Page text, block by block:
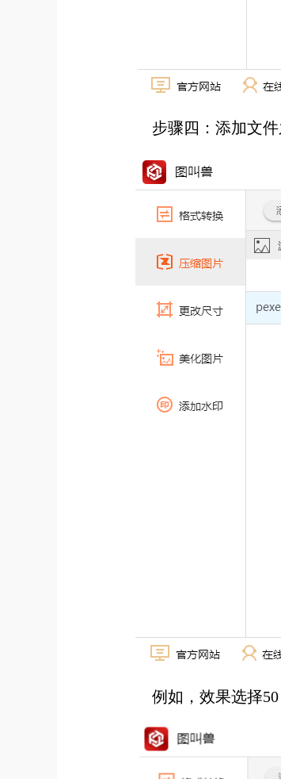
步骤四：添加文件
例如，效果选择50